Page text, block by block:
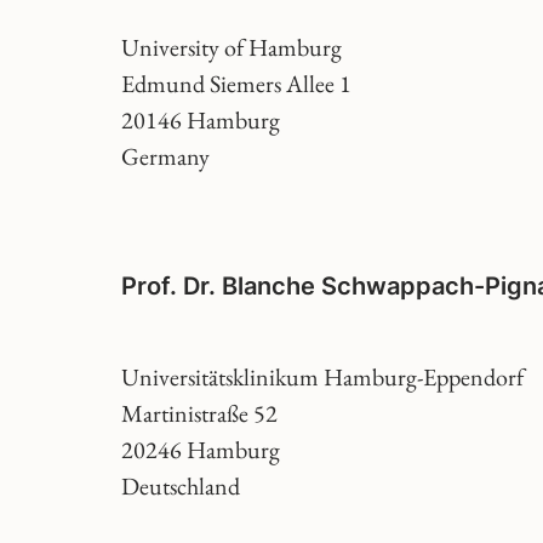
University of Hamburg
Edmund Siemers Allee 1
20146 Hamburg
Germany
Prof. Dr. Blanche Schwappach-
Universitätsklinikum Hamburg-Eppendorf
Martinistraße 52
20246 Hamburg
Deutschland